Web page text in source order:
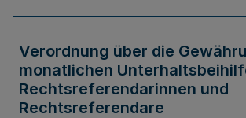
Verordnung über die
monatlichen
Rechtsreferendarinnen und
Rechtsreferendare